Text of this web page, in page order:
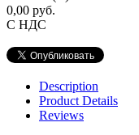
0,00 руб.
С НДС
Description
Product Details
Reviews